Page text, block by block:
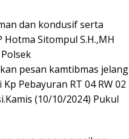
dan kondusif serta
Sitompul S.H.,MH
pesan kamtibmas jelang
Pebayuran RT 04 RW 02
(10/10/2024) Pukul